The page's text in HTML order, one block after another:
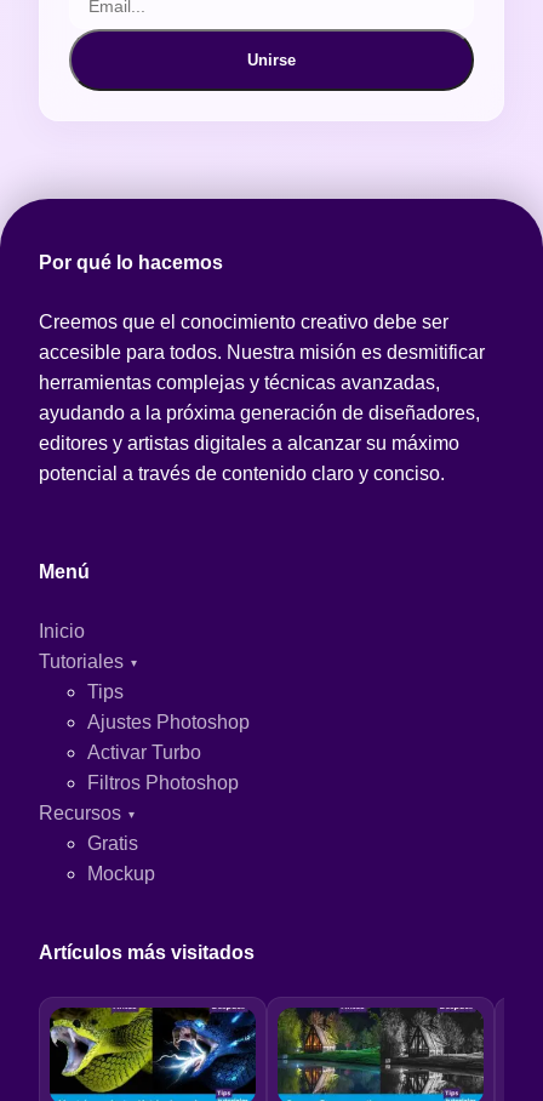
Unirse
Por qué lo hacemos
Creemos que el conocimiento creativo debe ser
accesible para todos. Nuestra misión es desmitificar
herramientas complejas y técnicas avanzadas,
ayudando a la próxima generación de diseñadores,
editores y artistas digitales a alcanzar su máximo
potencial a través de contenido claro y conciso.
Menú
Inicio
Tutoriales
Tips
Ajustes Photoshop
Activar Turbo
Filtros Photoshop
Recursos
Gratis
Mockup
Artículos más visitados